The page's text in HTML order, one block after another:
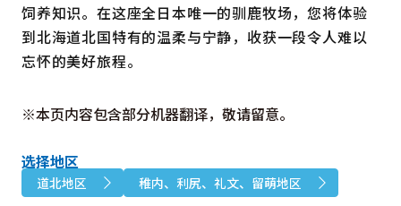
饲养知识。在这座全日本唯一的驯鹿牧场，您将体验
到北海道北国特有的温柔与宁静，收获一段令人难以
忘怀的美好旅程。
※本页内容包含部分机器翻译，敬请留意。
选择地区
道北地区 稚内、利尻、礼文、留萌地区